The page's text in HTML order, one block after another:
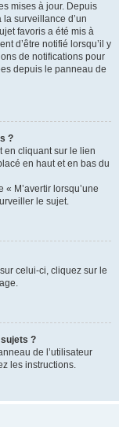
mises à jour. Depuis
surveillance d’un
favoris a été mis à
d’être notifié lorsqu’il y
de notifications pour
depuis le panneau de
?
en cliquant sur le lien
en haut et en bas du
M’avertir lorsqu’une
le sujet.
celui-ci, cliquez sur le
?
de l’utilisateur
les instructions.